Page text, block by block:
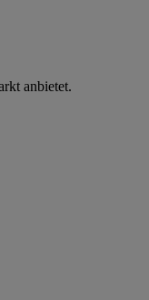
anbietet.